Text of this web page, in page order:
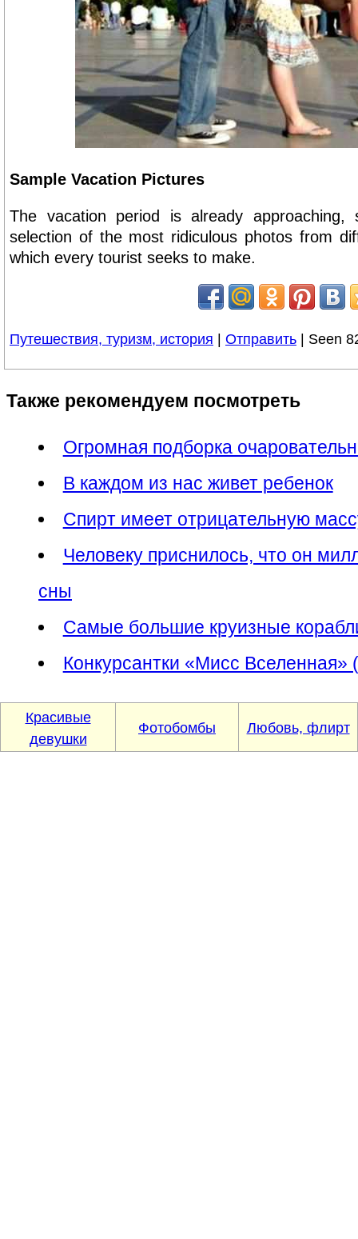
Sample Vacation Pictures
The vacation period is already
selection of the most ridiculous photos from
which every tourist seeks to make.
Путешествия, туризм, история Отправить | Seen
Также рекомендуем посмотреть
Огромная подборка
В каждом из нас живет ребенок
Спирт имеет отрицательную
Человеку приснилось, что он
сны
Самые большие круизные
Конкурсантки «Мисс Вселенная»
Красивые
девушки
Фотобомбы Любовь, флирт